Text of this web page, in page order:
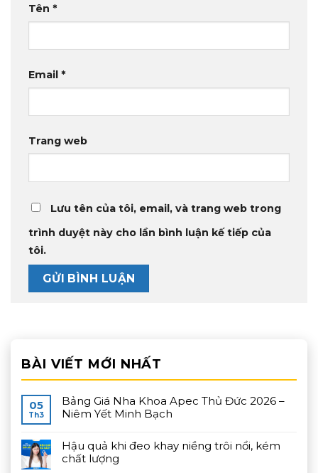
Tên *
Email *
Trang web
Lưu tên của tôi, email, và trang web trong
trình duyệt này cho lần bình luận kế tiếp của
tôi.
BÀI VIẾT MỚI NHẤT
05
Th3
Bảng Giá Nha Khoa Apec Thủ Đức 2026 –
Niêm Yết Minh Bạch
Hậu quả khi đeo khay niềng trôi nổi, kém
chất lượng